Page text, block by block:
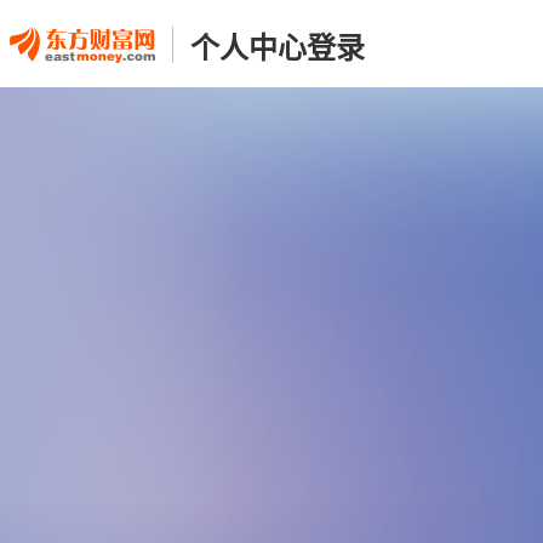
个人中心登录